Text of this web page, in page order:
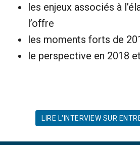
les enjeux associés à
l’offre
les moments forts de
le perspective en 2018
LIRE L'INTERVIEW SUR